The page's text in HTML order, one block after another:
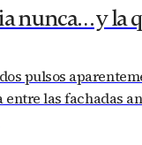
nunca… y la
pulsos
entre las fachadas